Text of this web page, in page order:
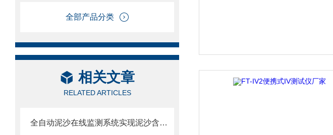
全部产品分类
相关文章
RELATED ARTICLES
全自动泥沙在线监测系统实现泥沙含量、粒径等参数自动精准分析。